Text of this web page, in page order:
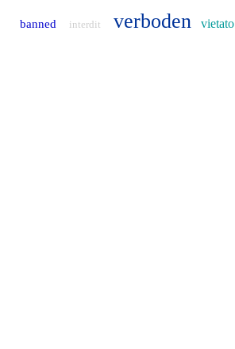
banned interdit verboden vietato